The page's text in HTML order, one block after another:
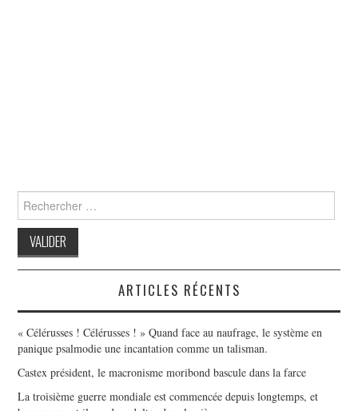
Search
for:
ARTICLES RÉCENTS
« Célérusses ! Célérusses ! » Quand face au naufrage, le système en
panique psalmodie une incantation comme un talisman.
Castex président, le macronisme moribond bascule dans la farce
La troisième guerre mondiale est commencée depuis longtemps, et